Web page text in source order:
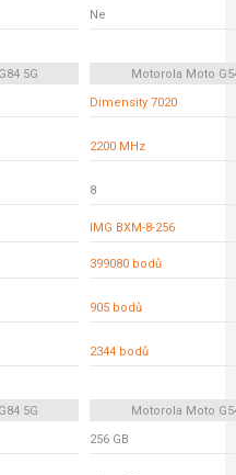
Ne
5G
Motorola Moto
Dimensity 7020
2200 MHz
8
IMG BXM-8-256
399080 bodů
905 bodů
2344 bodů
5G
Motorola Moto
256 GB